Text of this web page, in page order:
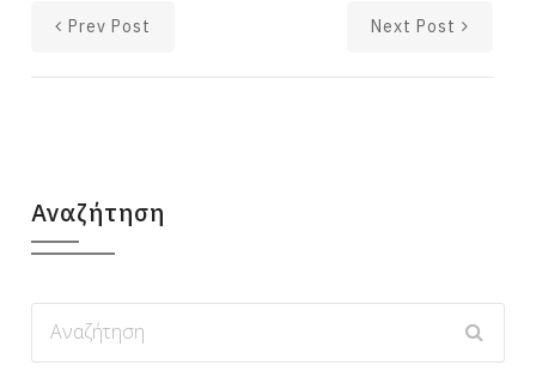
Prev Post Next Post
Αναζήτηση